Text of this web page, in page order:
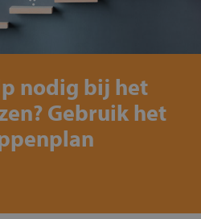
nodig bij het
Gebruik het